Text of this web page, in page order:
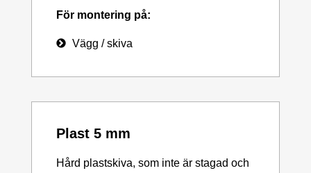
För montering på:
Vägg / skiva
Plast 5 mm
Hård plastskiva, som inte är stagad och